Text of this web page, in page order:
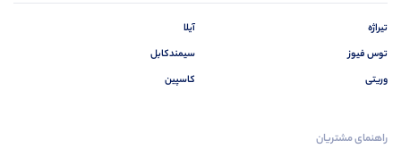
تیراژه
توس فیوز
وریتی
آیلا
سیمندکابل
کاسپین
راهنمای مشتریان